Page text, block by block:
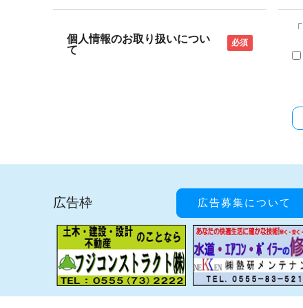
個人情報のお取り扱いについ
て
必須
「
広告枠 広告募集について